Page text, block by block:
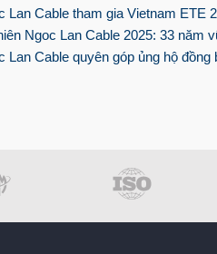
Lan Cable tham gia Vietnam ETE
Ngoc Lan Cable 2025: 33 năm
Lan Cable quyên góp ủng hộ đồng